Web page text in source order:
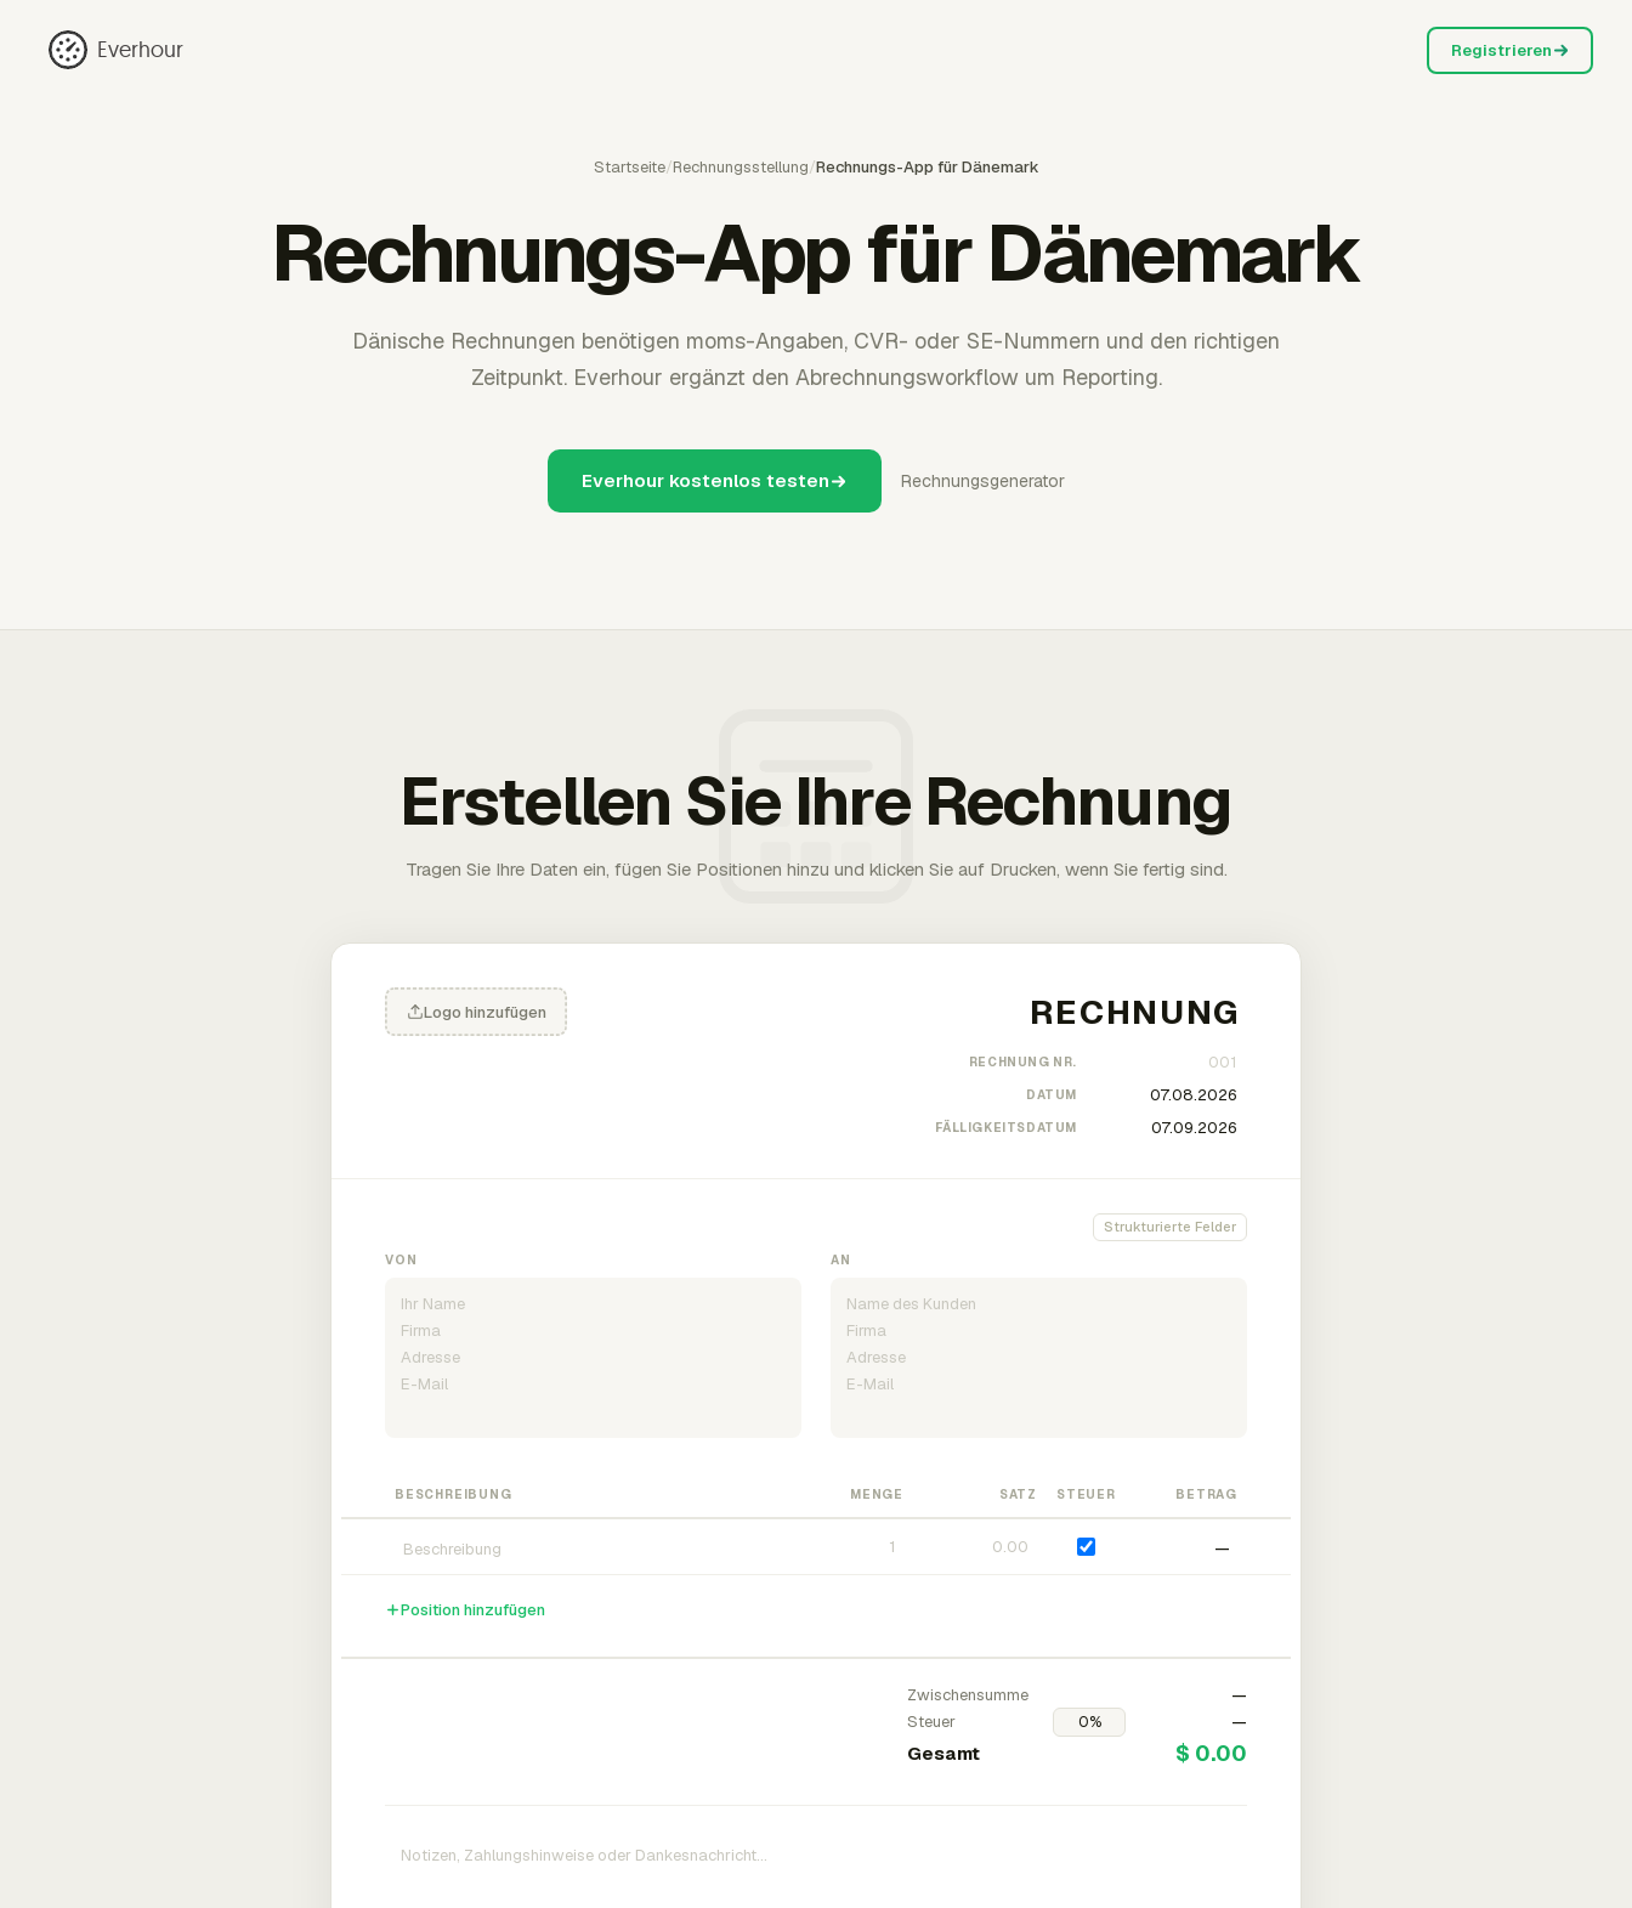
Everhour Registrieren
Startseite/Rechnungsstellung/Rechnungs-App für Dänemark
Rechnungs-App für Dänemark
Dänische Rechnungen benötigen moms-Angaben, CVR- oder SE-Nummern und den richtigen
Zeitpunkt. Everhour ergänzt den Abrechnungsworkflow um Reporting.
Everhour kostenlos testen Rechnungsgenerator
Erstellen Sie Ihre Rechnung
Tragen Sie Ihre Daten ein, fügen Sie Positionen hinzu und klicken Sie auf Drucken, wenn Sie fertig sind.
Logo hinzufügen
RECHNUNG NR.
DATUM
FÄLLIGKEITSDATUM
Strukturierte Felder
VON AN
BESCHREIBUNG MENGE SATZ STEUER BETRAG
—
Position hinzufügen
Zwischensumme
—
Steuer
—
Gesamt $ 0.00